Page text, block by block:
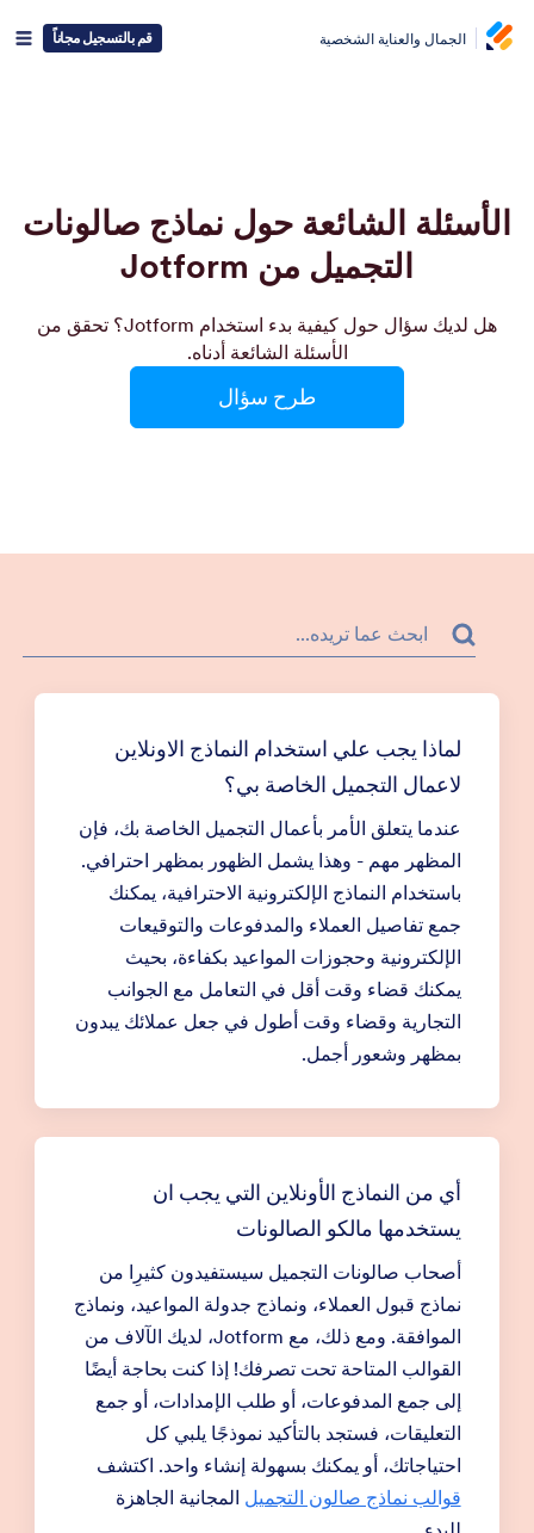
الجمال والعناية الشخصية قم بالتسجيل مجاناً
الأسئلة الشائعة حول نماذج صالونات
التجميل من Jotform
هل لديك سؤال حول كيفية بدء استخدام Jotform؟ تحقق من
الأسئلة الشائعة أدناه.
طرح سؤال
لماذا يجب علي استخدام النماذج الاونلاين
لاعمال التجميل الخاصة بي؟
عندما يتعلق الأمر بأعمال التجميل الخاصة بك، فإن
المظهر مهم - وهذا يشمل الظهور بمظهر احترافي.
باستخدام النماذج الإلكترونية الاحترافية، يمكنك
جمع تفاصيل العملاء والمدفوعات والتوقيعات
الإلكترونية وحجوزات المواعيد بكفاءة، بحيث
يمكنك قضاء وقت أقل في التعامل مع الجوانب
التجارية وقضاء وقت أطول في جعل عملائك يبدون
بمظهر وشعور أجمل.
أي من النماذج الأونلاين التي يجب ان
يستخدمها مالكو الصالونات
أصحاب صالونات التجميل سيستفيدون كثيرِا من
نماذج قبول العملاء، ونماذج جدولة المواعيد، ونماذج
الموافقة. ومع ذلك، مع Jotform، لديك الآلاف من
القوالب المتاحة تحت تصرفك! إذا كنت بحاجة أيضًا
إلى جمع المدفوعات، أو طلب الإمدادات، أو جمع
التعليقات، فستجد بالتأكيد نموذجًا يلبي كل
احتياجاتك، أو يمكنك بسهولة إنشاء واحد. اكتشف
قوالب نماذج صالون التجميل المجانية الجاهزة